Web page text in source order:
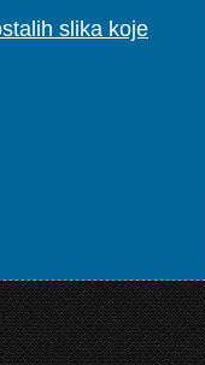
slika koje